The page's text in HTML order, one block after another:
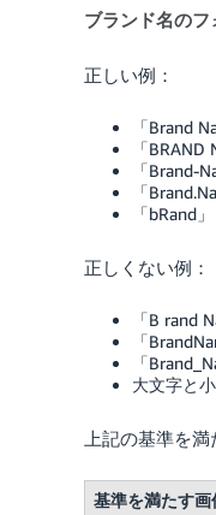
ブランド名のフ
正しい例：
「Brand
「
「Brand-
「
「bRand
正しくない例：
「B rand
「
「
大文字と
上記の基準を
基準を満たす画